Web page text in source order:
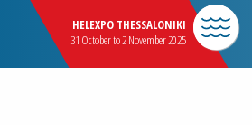
HELEXPO THESSALONIKI
31 October to 2 November 2025